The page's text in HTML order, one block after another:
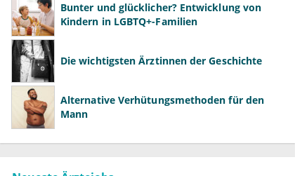
Bunter und glücklicher? Entwicklung von
Kindern in LGBTQ+-Familien
Die wichtigsten Ärztinnen der Geschichte
Alternative Verhütungsmethoden für den
Mann